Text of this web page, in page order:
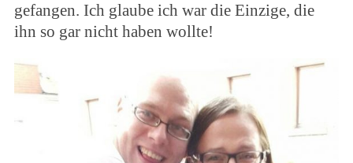
gefangen. Ich glaube ich war die Einzige, die
ihn so gar nicht haben wollte!